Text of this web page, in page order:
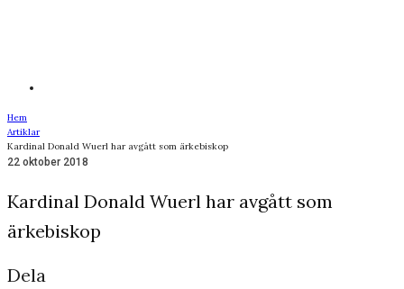
Hem
Artiklar
Kardinal Donald Wuerl har avgått som ärkebiskop
22 oktober 2018
Kardinal Donald Wuerl har avgått som
ärkebiskop
Dela